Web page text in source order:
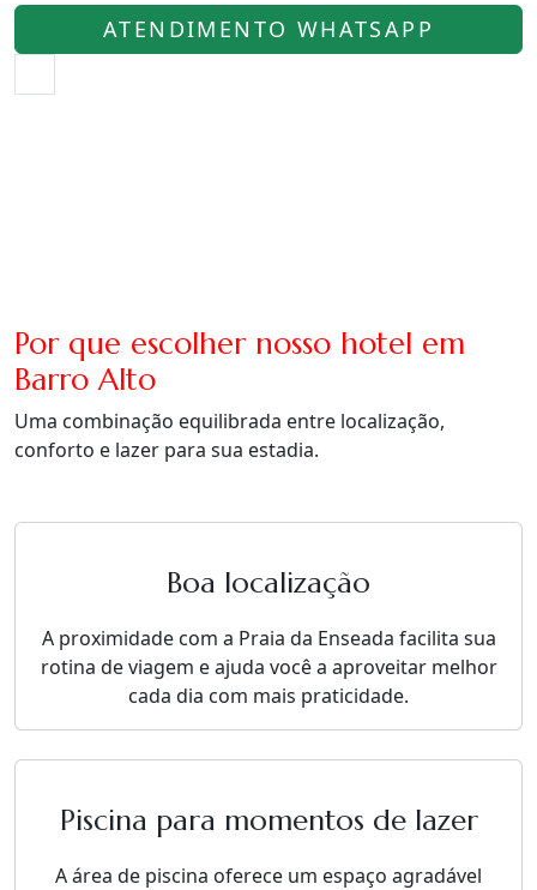
ATENDIMENTO WHATSAPP
Por que escolher nosso hotel em
Barro Alto
Uma combinação equilibrada entre localização,
conforto e lazer para sua estadia.
Boa localização
A proximidade com a Praia da Enseada facilita sua
rotina de viagem e ajuda você a aproveitar melhor
cada dia com mais praticidade.
Piscina para momentos de lazer
A área de piscina oferece um espaço agradável